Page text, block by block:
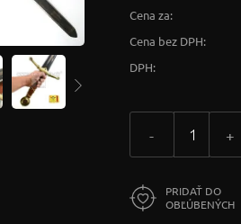
Cena za:
Cena bez DPH:
DPH:
- +
PRIDAŤ DO
OBĽÚBENÝCH